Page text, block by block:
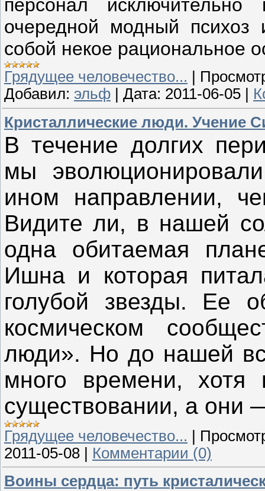
персонал
очередной модный
собой некое рациональное
Грядущее человечество...
Добавил: эльф Дата: 2011-06-05
Кристаллические люди. Учение
В течение долгих
мы
ином направлении,
Видите ли, в нашей
одна обитаемая
Ишна и которая
голубой звезды. Ее
космическом
люди». Но до нашей
много времени,
существовании, а они
Грядущее человечество...
2011-05-08
Комментарии (0)
Воины сердца: путь